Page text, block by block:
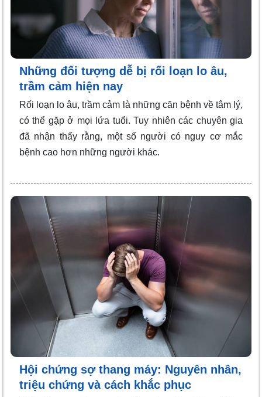
Những đối tượng dễ bị rối loạn lo âu,
trầm cảm hiện nay
Rối loạn lo âu, trầm cảm là những căn bệnh về tâm lý,
có thể gặp ở mọi lứa tuổi. Tuy nhiên các chuyên gia
đã nhận thấy rằng, một số người có nguy cơ mắc
bệnh cao hơn những người khác.
Hội chứng sợ thang máy: Nguyên nhân,
triệu chứng và cách khắc phục